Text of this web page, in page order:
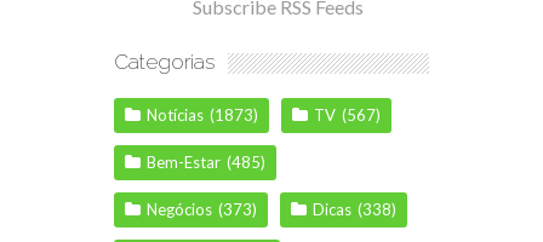
Subscribe RSS Feeds
Categorias
Notícias (1873) TV (567)
Bem-Estar (485)
Negócios (373) Dicas (338)